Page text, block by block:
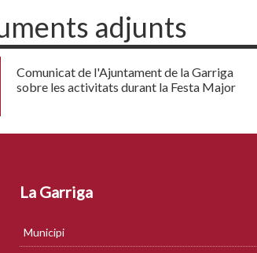
adjunts
Comunicat de l'Ajuntament de la Garriga
sobre les activitats durant la Festa Major
La Garriga
Municipi